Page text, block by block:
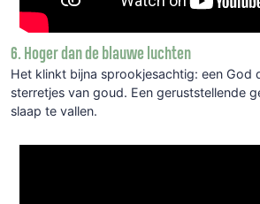
6. Hoger dan de blauwe luchten
Het klinkt bijna sprookjesachtig: een God
sterretjes van goud. Een geruststellende
slaap te vallen.